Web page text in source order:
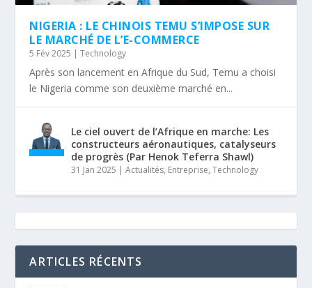
NIGERIA : LE CHINOIS TEMU S’IMPOSE SUR
LE MARCHÉ DE L’E-COMMERCE
5 Fév 2025 |Technology
Après son lancement en Afrique du Sud, Temu a choisi
le Nigeria comme son deuxième marché en...
Le ciel ouvert de l’Afrique en marche: Les
constructeurs aéronautiques, catalyseurs
de progrès (Par Henok Teferra Shawl)
31 Jan 2025 |Actualités, Entreprise,Technology
ARTICLES RÉCENTS